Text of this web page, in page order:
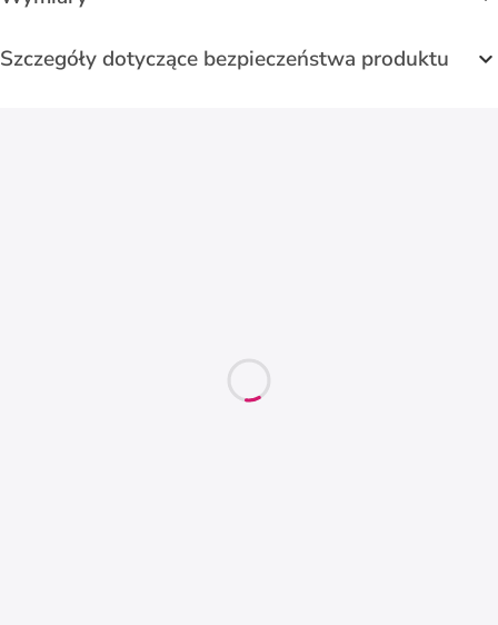
Szczegóły dotyczące bezpieczeństwa produktu